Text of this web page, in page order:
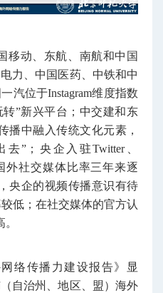
移动、东航、南航和中国
力、中国医药、中铁和中
汽位于Instagram维度指数
”新兴平台；中交建和东
播中融入传统文化元素，
”；央企入驻Twitter、
外社交媒体比率三年来逐
央企的视频传播意识有待
低；在社交媒体的官方认
网络传播力建设报告》显
自治州、地区、盟）海外